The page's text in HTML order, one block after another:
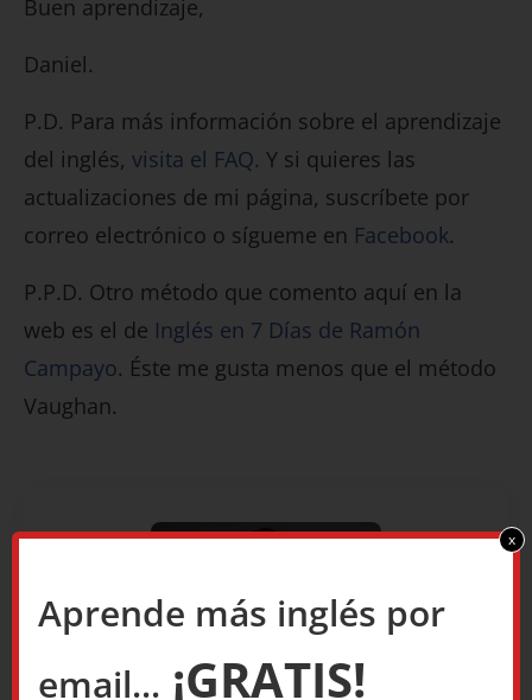
Buen aprendizaje,
Daniel.
P.D. Para más información sobre el aprendizaje
del inglés, visita el FAQ. Y si quieres las
actualizaciones de mi página, suscríbete por
correo electrónico o sígueme en Facebook.
P.P.D. Otro método que comento aquí en la
web es el de Inglés en 7 Días de Ramón
Campayo. Éste me gusta menos que el método
Vaughan.
Aprende más inglés por
email... ¡GRATIS!
x